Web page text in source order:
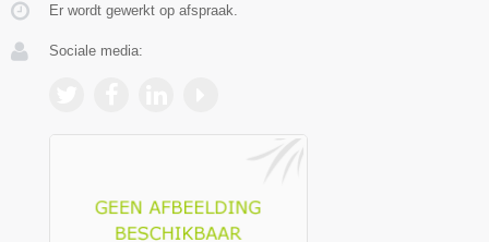
Er wordt gewerkt op afspraak.
Sociale media: